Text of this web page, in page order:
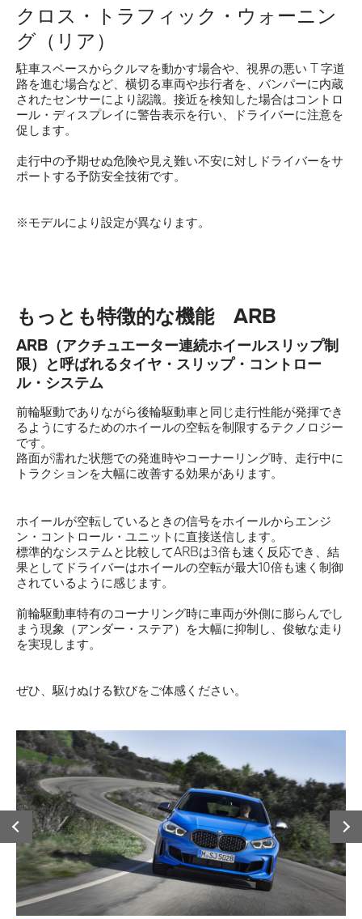
クロス・トラフィック・ウォーニン
グ（リア）
駐車スペースからクルマを動かす場合や、視界の悪い T 字道
路を進む場合など、横切る車両や歩行者を、バンパーに内蔵
されたセンサーにより認識。接近を検知した場合はコントロ
ール・ディスプレイに警告表示を行い、ドライバーに注意を
促します。
走行中の予期せぬ危険や見え難い不安に対しドライバーをサ
ポートする予防安全技術です。
※モデルにより設定が異なります。
もっとも特徴的な機能 ARB
ARB（アクチュエーター連続ホイールスリップ制
限）と呼ばれるタイヤ・スリップ・コントロー
ル・システム
前輪駆動でありながら後輪駆動車と同じ走行性能が発揮でき
るようにするためのホイールの空転を制限するテクノロジー
です。
路面が濡れた状態での発進時やコーナーリング時、走行中に
トラクションを大幅に改善する効果があります。
ホイールが空転しているときの信号をホイールからエンジ
ン・コントロール・ユニットに直接送信します。
標準的なシステムと比較してARBは3倍も速く反応でき、結
果としてドライバーはホイールの空転が最大10倍も速く制御
されているように感じます。
前輪駆動車特有のコーナリング時に車両が外側に膨らんでし
まう現象（アンダー・ステア）を大幅に抑制し、俊敏な走り
を実現します。
ぜひ、駆けぬける歓びをご体感ください。